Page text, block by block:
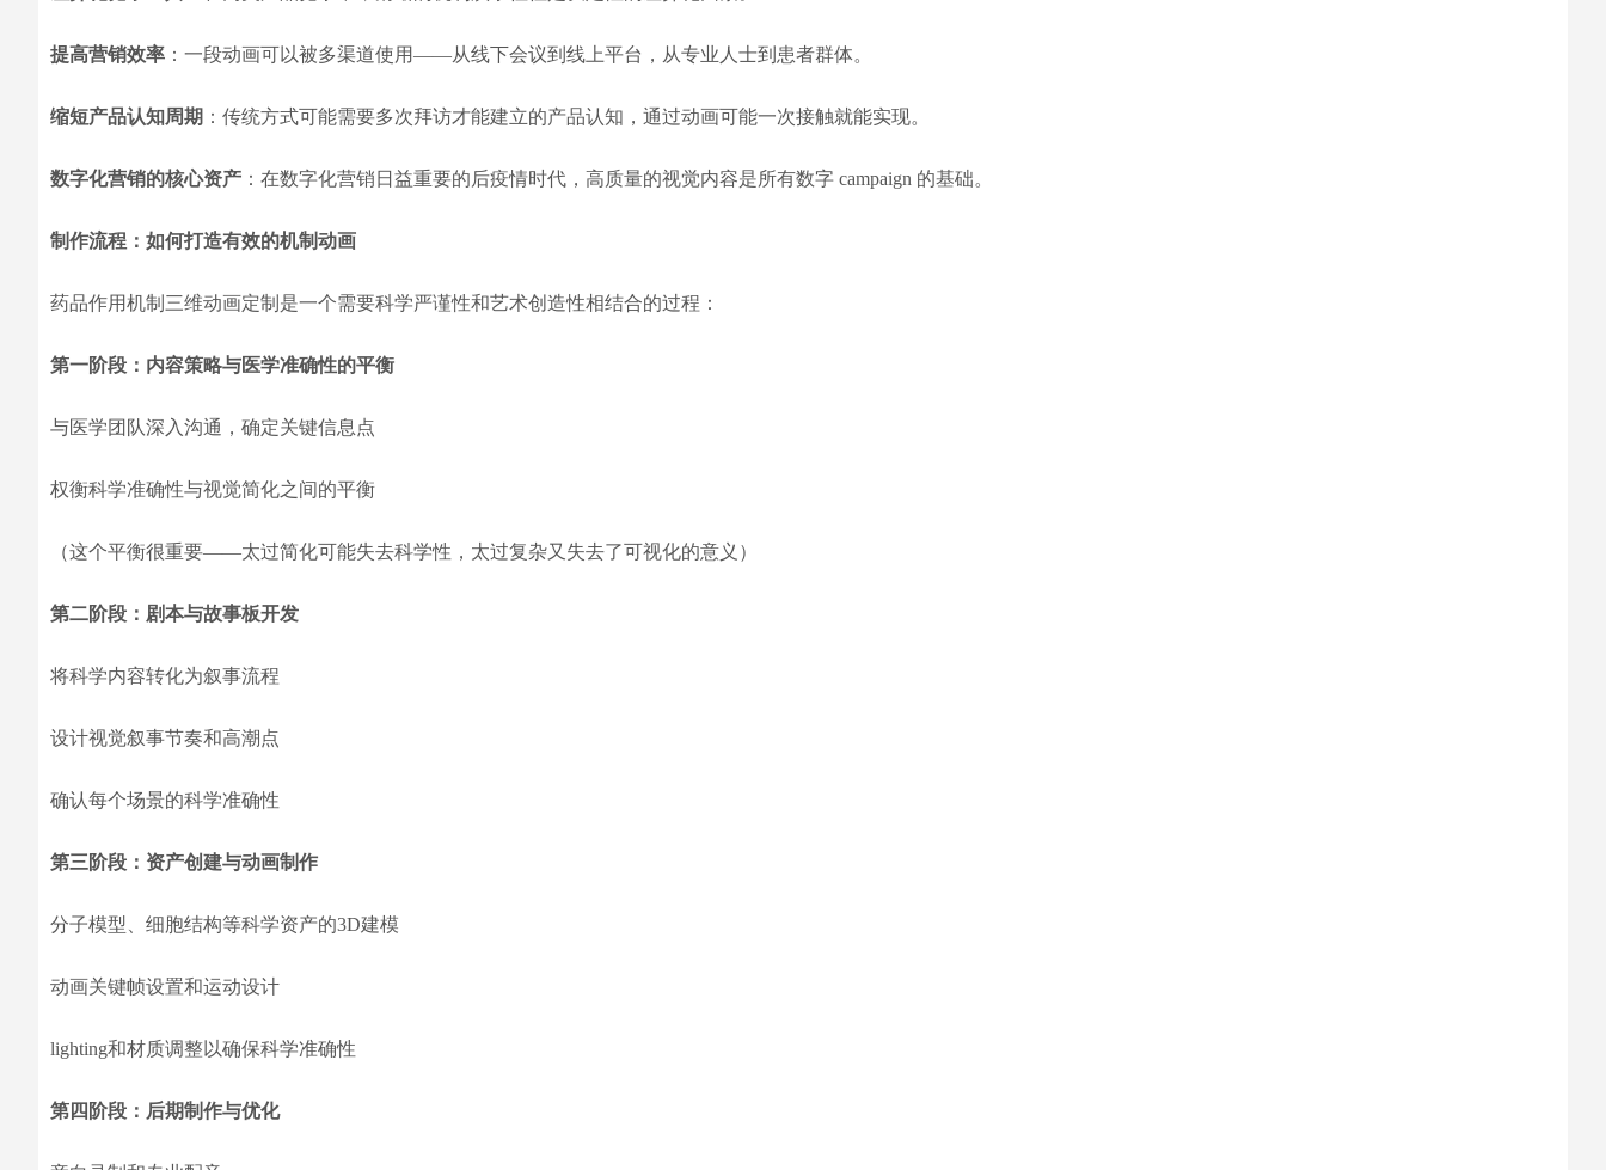
提高营销效率 ：一段动画可以被多渠道使用——从线下会议到线上平台，从专业人士到患者群体。
缩短产品认知周期 ：传统方式可能需要多次拜访才能建立的产品认知，通过动画可能一次接触就能实现。
数字化营销的核心资产 ：在数字化营销日益重要的后疫情时代，高质量的视觉内容是所有数字 campaign 的基础。
制作流程：如何打造有效的机制动画
药品作用机制三维动画定制是一个需要科学严谨性和艺术创造性相结合的过程：
第一阶段：内容策略与医学准确性的平衡
与医学团队深入沟通，确定关键信息点
权衡科学准确性与视觉简化之间的平衡
（这个平衡很重要——太过简化可能失去科学性，太过复杂又失去了可视化的意义）
第二阶段：剧本与故事板开发
将科学内容转化为叙事流程
设计视觉叙事节奏和高潮点
确认每个场景的科学准确性
第三阶段：资产创建与动画制作
分子模型、细胞结构等科学资产的3D建模
动画关键帧设置和运动设计
lighting和材质调整以确保科学准确性
第四阶段：后期制作与优化